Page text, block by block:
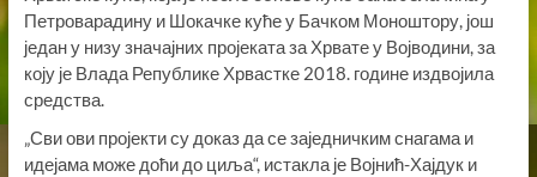
Петроварадину и Шокачке куће у Бачком Моноштору, још
један у низу значајних пројеката за Хрвате у Војводини, за
коју је Влада Републике Хрвастке 2018. године издвојила
средства.
„Сви ови пројекти су доказ да се заједничким снагама и
идејама може доћи до циља“, истакла је Војнић-Хајдук и